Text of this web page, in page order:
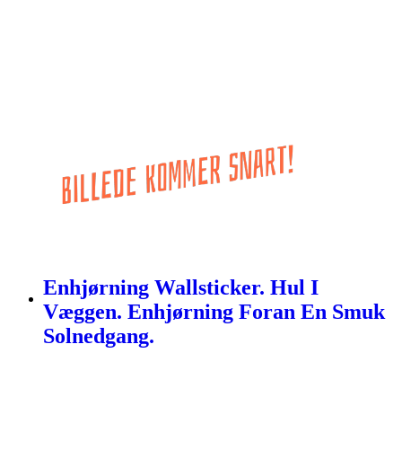
Enhjørning Wallsticker. Hul I
Væggen. Enhjørning Foran En Smuk
Solnedgang.